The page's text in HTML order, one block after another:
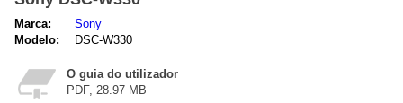
Marca:
Sony
Modelo:
DSC-W330
O guia do utilizador
PDF, 28.97 MB